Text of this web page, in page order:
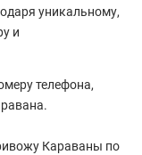
уникальному,
и
телефона,
Караваны по